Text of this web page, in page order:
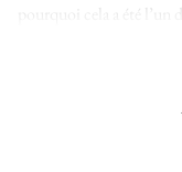
pourquoi cela a été l’un